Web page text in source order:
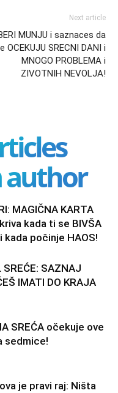
Next article
MUNJU i saznaces da
OCEKUJU SRECNI DANI i
MNOGO PROBLEMA i
ZIVOTNIH NEVOLJA!
author
MAGIČNA KARTA
kada ti se BIVŠA
kada počinje HAOS!
SREĆE: SAZNAJ
IMATI DO KRAJA
SREĆA očekuje ove
sedmice!
je pravi raj: Ništa